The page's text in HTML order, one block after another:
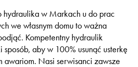
w Markach u do prac
we własnym domu to ważna
Kompetentny hydraulik
aby w 100% usunąć usterkę
awariom. Nasi serwisanci zawsze